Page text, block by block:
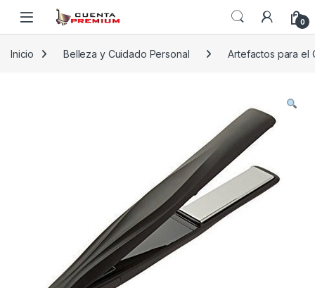
Skip to navigation
Skip to content
0
Inicio Belleza y Cuidado Personal Artefactos para el